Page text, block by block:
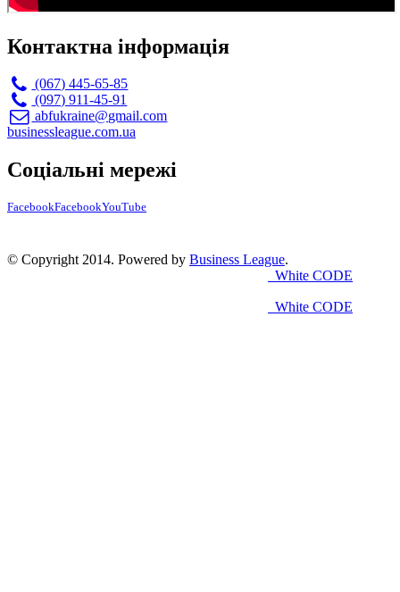
Контактна інформація
(067) 445-65-85
(097) 911-45-91
abfukraine@gmail.com
businessleague.com.ua
Соціальні мережі
FacebookFacebookYouTube
© Copyright 2014. Powered by Business League.
White CODE
White CODE